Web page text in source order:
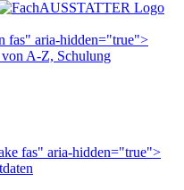
fas" aria-hidden="true">
A-Z, Schulung
fas" aria-hidden="true">